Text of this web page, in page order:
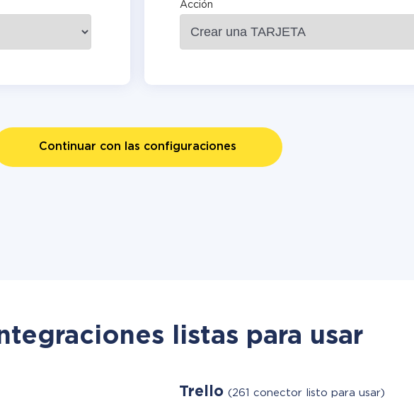
Acción
Continuar con las configuraciones
listas para usar
Trello (261 conector listo para usar)